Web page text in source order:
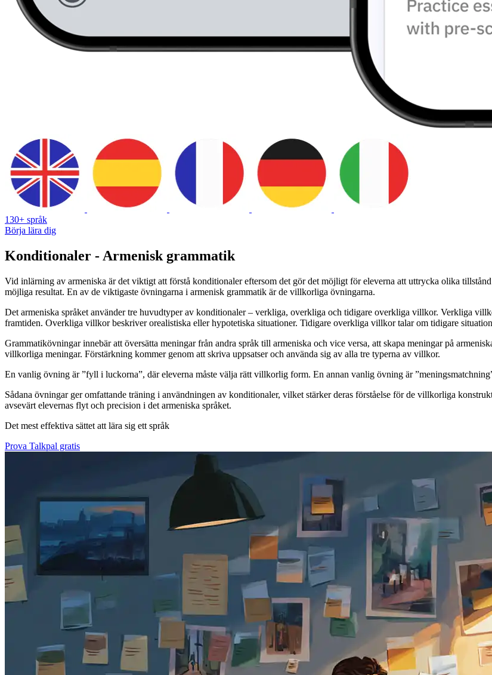
130+ språk
Börja lära dig
Konditionaler - Armenisk grammatik
Vid inlärning av armeniska är det viktigt att förstå konditionaler eftersom det gör det möjligt för eleverna att uttrycka olika
möjliga resultat. En av de viktigaste övningarna i armenisk grammatik är de villkorliga övningarna.
Det armeniska språket använder tre huvudtyper av konditionaler – verkliga, overkliga och tidigare overkliga villkor. Verkliga
framtiden. Overkliga villkor beskriver orealistiska eller hypotetiska situationer. Tidigare overkliga villkor talar om tidigare
Grammatikövningar innebär att översätta meningar från andra språk till armeniska och vice versa, att skapa meningar på
villkorliga meningar. Förstärkning kommer genom att skriva uppsatser och använda sig av alla tre typerna av villkor.
En vanlig övning är ”fyll i luckorna”, där eleverna måste välja rätt villkorlig form. En annan vanlig övning är
Sådana övningar ger omfattande träning i användningen av konditionaler, vilket stärker deras förståelse för de villkorliga
avsevärt elevernas flyt och precision i det armeniska språket.
Det mest effektiva sättet att lära sig ett språk
Prova Talkpal gratis